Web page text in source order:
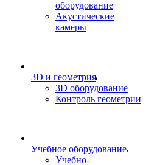
оборудование
Акустические
камеры
3D и геометрия
3D оборудование
Контроль геометрии
Учебное оборудование
Учебно-